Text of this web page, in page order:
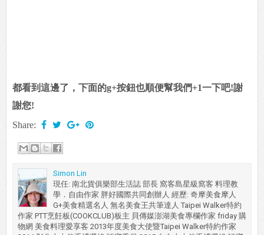
都看到這邊了，下面的g+按鈕也順便幫我們+1一下吧!謝
謝您!
Share:
Simon Lin
現任: 南北貨俱樂部生活誌 部長 窩客島星級窩客 料理教
學．自由作家 胖好國際共同創辦人 經歷: 奇摩美食摩人
G+美食精選名人 無名美食王共筆達人 Taipei Walker特約
作家 PTT烹飪板(COOKCLUB)板主 貝傳媒澎湖美食專欄作家 friday 購
物網 美食料理愛享客 2013年度美食大使暨Taipei Walker特約作家